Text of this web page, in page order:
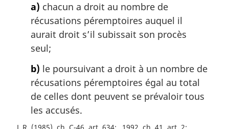
a) chacun a droit au nombre de
récusations péremptoires auquel il
aurait droit s’il subissait son procès
seul;
b) le poursuivant a droit à un nombre de
récusations péremptoires égal au total
de celles dont peuvent se prévaloir tous
les accusés.